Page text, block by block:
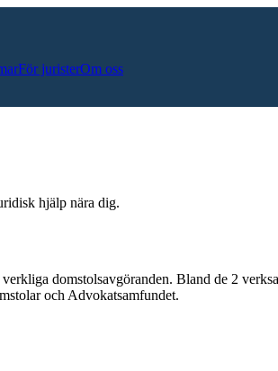
För juristerOm oss
hjälp nära dig.
verkliga domstolsavgöranden. Bland de 2
och Advokatsamfundet.